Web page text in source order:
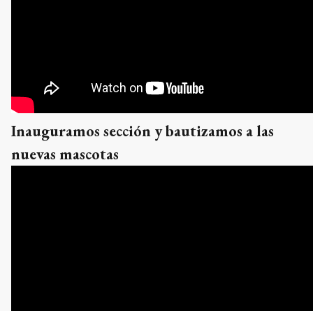
Inauguramos sección y bautizamos a las
nuevas mascotas